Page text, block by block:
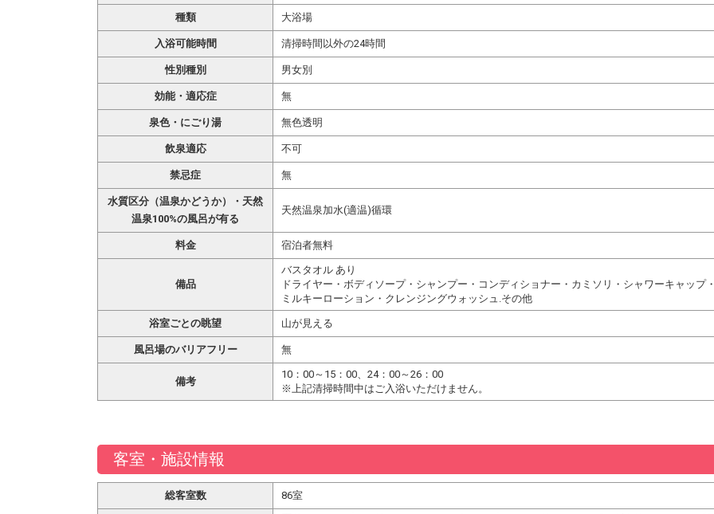
種類 大浴場
入浴可能時間 清掃時間以外の24時間
性別種別 男女別
効能・適応症 無
泉色・にごり湯 無色透明
飲泉適応 不可
禁忌症 無
水質区分（温泉かどうか）・天然
温泉100%の風呂が有る
天然温泉加水(適温)循環
料金 宿泊者無料
備品
バスタオル あり
ドライヤー・ボディソープ・シャンプー・コンディショナー・カミソリ・シャワーキャップ
ミルキーローション・クレンジングウォッシュ.その他
浴室ごとの眺望 山が見える
風呂場のバリアフリー 無
備考
10：00～15：00、24：00～26：00
※上記清掃時間中はご入浴いただけません。
客室・施設情報
総客室数 86室